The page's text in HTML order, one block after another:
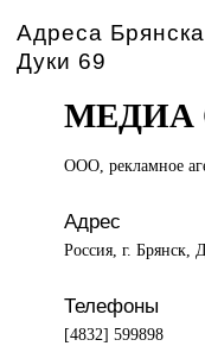
Адреса
Дуки 69
МЕДИА
ООО, рекламное
Адрес
Россия, г. Брянск,
Телефоны
[4832] 599898